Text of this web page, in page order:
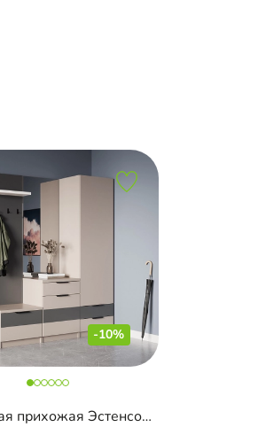
-10%
Модульная прихожая Эстенсон-4